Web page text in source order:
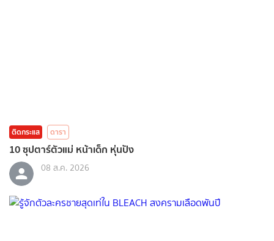
ติดกระแส ดารา
10 ซุปตาร์ตัวแม่ หน้าเด็ก หุ่นปัง
08 ส.ค. 2026